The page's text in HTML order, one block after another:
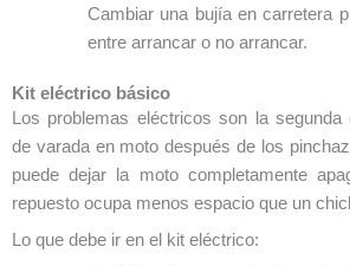
Cambiar una bujía en carretera
entre arrancar o no arrancar.
Kit eléctrico básico
Los problemas eléctricos son la
de varada en moto después de los
puede dejar la moto completamente
repuesto ocupa menos espacio que un
Lo que debe ir en el kit eléctrico: